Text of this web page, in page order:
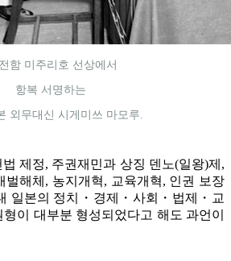
함 미주리호 선상에서
항복 서명하는
외무대신 시게미쓰 마모루.
제정, 주권재민과 상징 덴노(일왕)제,
벌해체, 농지개혁, 교육개혁, 인권 보장
일본의 정치・경제・사회・법제・교
이 대부분 형성되었다고 해도 과언이